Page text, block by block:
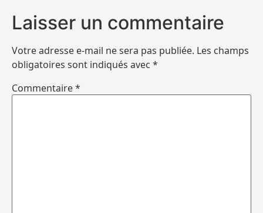
Laisser un commentaire
Votre adresse e-mail ne sera pas publiée. Les champs
obligatoires sont indiqués avec *
Commentaire*